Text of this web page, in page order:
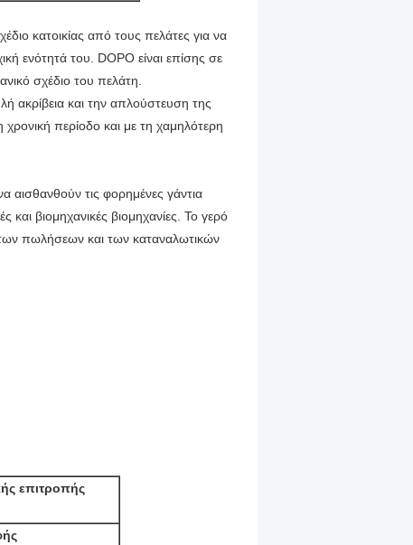
κατοικίας από τους πελάτες για να
ενότητά του. DOPO είναι επίσης σε
σχέδιο του πελάτη.
ακρίβεια και την απλούστευση της
περίοδο και με τη χαμηλότερη
αισθανθούν τις φορημένες γάντια
και βιομηχανικές βιομηχανίες. Το γερό
των πωλήσεων και των καταναλωτικών
επιτροπής